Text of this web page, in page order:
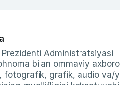
Prezidenti Administratsiyasi
bilan ommaviy
fotografik, grafik, audio va/